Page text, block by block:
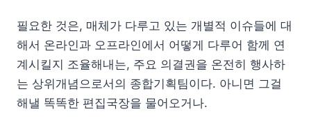
필요한 것은, 매체가 다루고 있는 개별적 이슈들에 대
해서 온라인과 오프라인에서 어떻게 다루어 함께 연
계시킬지 조율해내는, 주요 의결권을 온전히 행사하
는 상위개념으로서의 종합기획팀이다. 아니면 그걸
해낼 똑똑한 편집국장을 물어오거나.